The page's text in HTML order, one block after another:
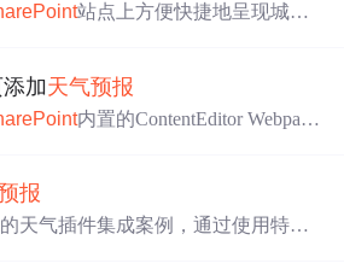
站点上方便快捷地呈现城市
粘贴代码并调整Web部件属性。
加天气预报
内置的ContentEditor Webpart
报
天气插件集成案例，通过使用特定